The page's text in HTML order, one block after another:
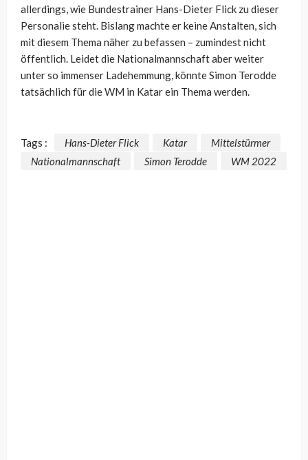
allerdings, wie Bundestrainer Hans-Dieter Flick zu dieser
Personalie steht. Bislang machte er keine Anstalten, sich
mit diesem Thema näher zu befassen – zumindest nicht
öffentlich. Leidet die Nationalmannschaft aber weiter
unter so immenser Ladehemmung, könnte Simon Terodde
tatsächlich für die WM in Katar ein Thema werden.
Tags : Hans-Dieter Flick Katar
Mittelstürmer
Nationalmannschaft
Simon Terodde WM 2022